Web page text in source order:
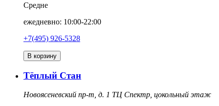
Средне
ежедневно: 10:00-22:00
+7(495) 926-5328
В корзину
Тёплый Стан
Новоясеневский пр-т, д. 1 ТЦ Спектр, цокольный этаж